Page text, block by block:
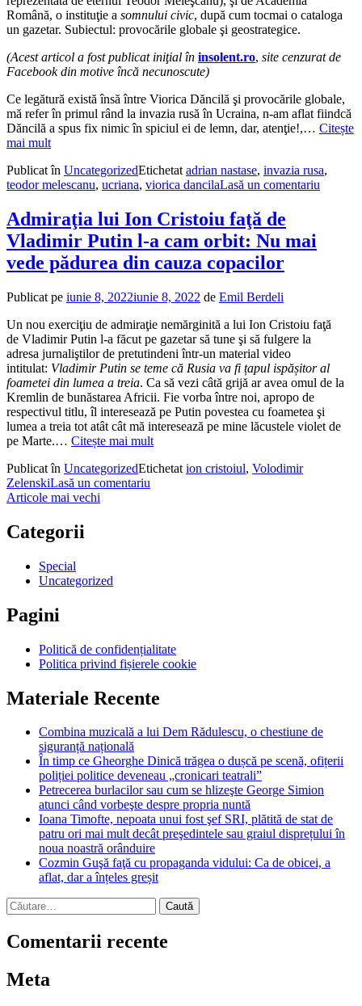
Română, o instituţie a somnului civic, după cum tocmai o cataloga
un gazetar. Subiectul: provocările globale şi geostrategice.
(Acest articol a fost publicat iniţial în insolent.ro, site cenzurat de
Facebook din motive încă necunoscute)
Ce legătură există însă între Viorica Dăncilă şi provocările globale,
mă refer în primul rând la invazia rusă în Ucraina, n-am aflat fiindcă
Dăncilă a spus fix nimic în spiciul ei de lemn, dar, atenţie!,… Citește
mai mult
Publicat în UncategorizedEtichetat adrian nastase, invazia rusa,
teodor melescanu, ucriana, viorica dancilaLasă un comentariu
Admiraţia lui Ion Cristoiu faţă de
Vladimir Putin l-a cam orbit: Nu mai
vede pădurea din cauza copacilor
Publicat pe iunie 8, 2022iunie 8, 2022 de Emil Berdeli
Un nou exerciţiu de admiraţie nemărginită a lui Ion Cristoiu faţă
de Vladimir Putin l-a făcut pe gazetar să tune şi să fulgere la
adresa jurnaliştilor de pretutindeni într-un material video
intitulat: Vladimir Putin se teme că Rusia va fi țapul ispășitor al
foametei din lumea a treia. Ca să vezi câtă grijă ar avea omul de la
Kremlin de bunăstarea Africii. Fie vorba între noi, apropo de
respectivul titlu, îl interesează pe Putin povestea cu foametea şi
lumea a treia tot atât cât mă interesează pe mine lăcustele violet de
pe Marte.… Citește mai mult
Publicat în UncategorizedEtichetat ion cristoiul, Volodimir
ZelenskiLasă un comentariu
Navigare
în
articole
Articole mai vechi
Categorii
Special
Uncategorized
Pagini
Politică de confidențialitate
Politica privind fișierele cookie
Materiale Recente
Combina muzicală a lui Dem Rădulescu, o chestiune de
siguranță națională
În timp ce Gheorghe Dinică trăgea o dușcă pe scenă, ofițerii
poliției politice deveneau „cronicari teatrali”
Petrecerea burlacilor sau cum se hlizeşte George Simion
atunci când vorbeşte despre propria nuntă
Ioana Timofte, nepoata unui fost şef SRI, plătită de stat de
patru ori mai mult decât preşedintele sau graiul disprețului în
noua noastră orânduire
Cozmin Guşă faţă cu propaganda vidului: Ca de obicei, a
aflat, dar a înțeles greșit
Caută
după:
Comentarii recente
Meta